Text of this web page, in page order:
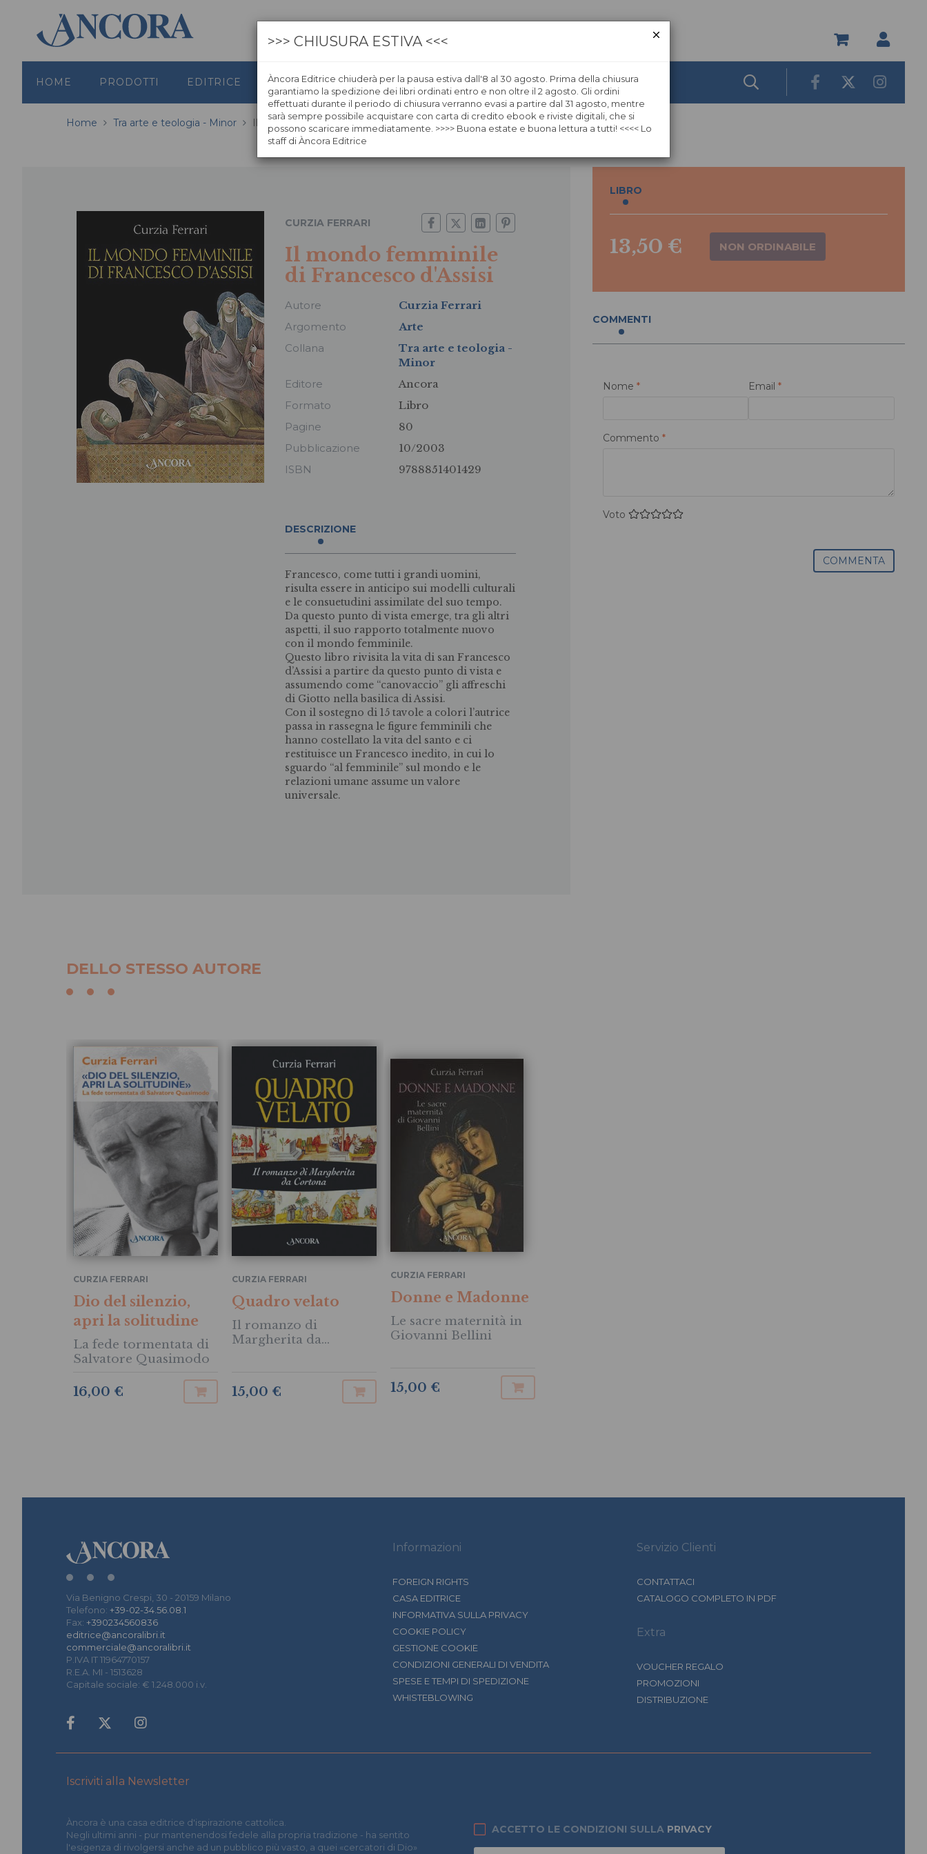
HOME PRODOTTI EDITRICE GRAFICA LIBRERIE ÀNCORAWOW
Home Tra arte e teologia - Minor Il mondo femminile di Francesco d'Assisi
CURZIA FERRARI
Il mondo femminile
di Francesco d'Assisi
Autore
Curzia Ferrari
Argomento
Arte
Collana
Tra arte e teologia -
Minor
Editore
Ancora
Formato
Libro
Pagine
80
Pubblicazione
10/2003
ISBN
9788851401429
DESCRIZIONE
Francesco, come tutti i grandi uomini,
risulta essere in anticipo sui modelli culturali
e le consuetudini assimilate del suo tempo.
Da questo punto di vista emerge, tra gli altri
aspetti, il suo rapporto totalmente nuovo
con il mondo femminile.
Questo libro rivisita la vita di san Francesco
d’Assisi a partire da questo punto di vista e
assumendo come “canovaccio” gli affreschi
di Giotto nella basilica di Assisi.
Con il sostegno di 15 tavole a colori l’autrice
passa in rassegna le figure femminili che
hanno costellato la vita del santo e ci
restituisce un Francesco inedito, in cui lo
sguardo “al femminile” sul mondo e le
relazioni umane assume un valore
universale.
LIBRO
13,50 € NON ORDINABILE
COMMENTI
Nome * Email*
Commento *
Voto
COMMENTA
DELLO STESSO AUTORE
CURZIA FERRARI
Dio del silenzio,
apri la solitudine
La fede tormentata di
Salvatore Quasimodo
16,00 €
CURZIA FERRARI
Quadro velato
Il romanzo di
Margherita da
15,00 €
CURZIA FERRARI
Donne e Madonne
Le sacre maternità in
Giovanni Bellini
15,00 €
Via Benigno Crespi, 30 - 20159 Milano
Telefono: +39-02-34.56.08.1
Fax: +390234560836
editrice@ancoralibri.it
commerciale@ancoralibri.it
P.IVA IT 11964770157
R.E.A. MI - 1513628
Capitale sociale: € 1.248.000 i.v.
Informazioni
FOREIGN RIGHTS
CASA EDITRICE
INFORMATIVA SULLA PRIVACY
COOKIE POLICY
GESTIONE COOKIE
CONDIZIONI GENERALI DI VENDITA
SPESE E TEMPI DI SPEDIZIONE
WHISTEBLOWING
Servizio Clienti
CONTATTACI
CATALOGO COMPLETO IN PDF
Extra
VOUCHER REGALO
PROMOZIONI
DISTRIBUZIONE
Iscriviti alla Newsletter
Àncora è una casa editrice d'ispirazione cattolica.
Negli ultimi anni - pur mantenendosi fedele alla propria tradizione - ha sentito
l'esigenza di rivolgersi anche ad un pubblico più vasto, a quei «cercatori di Dio»
ACCETTO LE CONDIZIONI SULLA PRIVACY
>>> CHIUSURA ESTIVA <<<
Àncora Editrice chiuderà per la pausa estiva dall'8 al 30 agosto. Prima della chiusura
garantiamo la spedizione dei libri ordinati entro e non oltre il 2 agosto. Gli ordini
effettuati durante il periodo di chiusura verranno evasi a partire dal 31 agosto, mentre
sarà sempre possibile acquistare con carta di credito ebook e riviste digitali, che si
possono scaricare immediatamente. >>>> Buona estate e buona lettura a tutti! <<<< Lo
staff di Àncora Editrice